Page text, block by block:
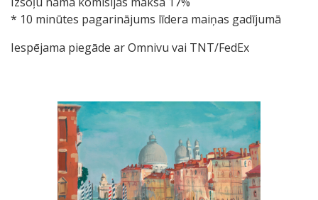
* 10 minūtes pagarinājums līdera maiņas gadījumā
Iespējama piegāde ar Omnivu vai TNT/FedEx